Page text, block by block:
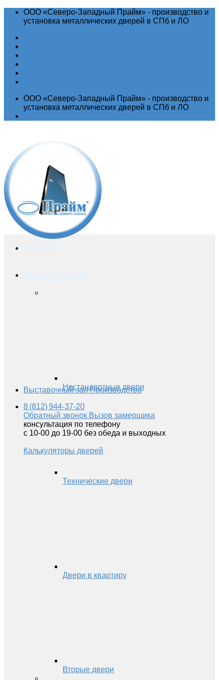
ООО «Северо-Западный Прайм» - производство и
установка металлических дверей в СПб и ЛО
ООО «Северо-Западный Прайм» - производство и
установка металлических дверей в СПб и ЛО
Выставочный зал Производство
8 (812) 944-37-20
Обратный звонок Вызов замерщика
консультация по телефону
с 10-00 до 19-00 без обеда и выходных
Калькуляторы дверей
Нестандартные двери
Технические двери
Двери в квартиру
Вторые двери